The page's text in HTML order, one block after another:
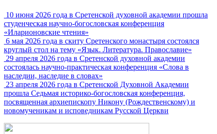
10 июня 2026 года в Сретенской духовной академии прошла
студенческая научно-богословская конференция
«Иларионовские чтения»
6 мая 2026 года в скиту Сретенского монастыря состоялся
круглый стол на тему «Язык. Литература. Православие»
29 апреля 2026 года в Сретенской духовной академии
состоялась научно-практическая конференция «Слова в
наследии, наследие в словах»
23 апреля 2026 года в Сретенской Духовной Академии
прошла Седьмая историко-богословская конференция,
посвященная архиепископу Никону (Рождественскому) и
новомученикам и исповедникам Русской Церкви